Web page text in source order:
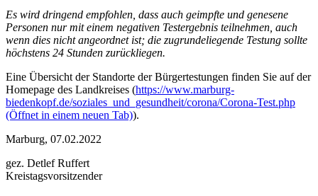
Es wird dringend empfohlen, dass auch geimpfte und genesene
Personen nur mit einem negativen Testergebnis teilnehmen, auch
wenn dies nicht angeordnet ist; die zugrundeliegende Testung sollte
höchstens 24 Stunden zurückliegen.
Eine Übersicht der Standorte der Bürgertestungen finden Sie auf der
Homepage des Landkreises (https://www.marburg-
biedenkopf.de/soziales_und_gesundheit/corona/Corona-Test.php
(Öffnet in einem neuen Tab)).
Marburg, 07.02.2022
gez. Detlef Ruffert
Kreistagsvorsitzender